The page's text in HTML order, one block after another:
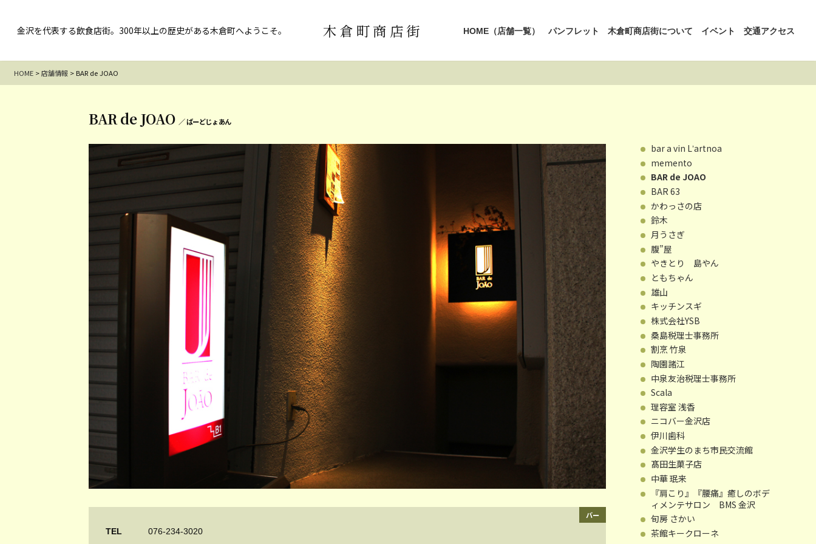
金沢を代表する飲食店街。300年以上の歴史がある木倉町へようこそ。 木倉町商店街 HOME（店舗一覧） パンフレット 木倉町商店街について イベント 交通アクセス
HOME>店舗情報 >BAR de JOAO
BAR de JOAO ／ ばーどじょあん
バー
TEL
076-234-3020
bar a vin Lʼartnoa
memento
BAR de JOAO
BAR 63
かわっさの店
鈴木
月うさぎ
腹”屋
やきとり 島やん
ともちゃん
雄山
キッチンスギ
株式会社YSB
桑島税理士事務所
割烹 竹泉
陶園諸江
中泉友治税理士事務所
Scala
理容室 浅香
ニコバー金沢店
伊川歯科
金沢学生のまち市民交流館
髙田生菓子店
中華 珉来
『肩こり』『腰痛』癒しのボデ
ィメンテサロン BMS 金沢
旬房 さかい
茶館キークローネ